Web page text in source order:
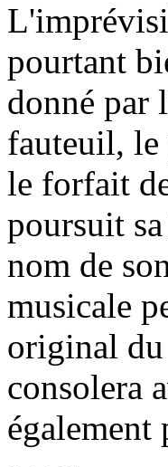
pourtant
donné par
fauteuil, le
le forfait
poursuit
nom de
musicale
original du
consolera
également